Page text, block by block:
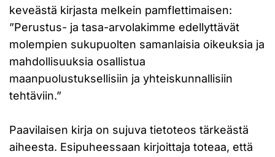
keveästä kirjasta melkein pamflettimaisen:
”Perustus- ja tasa-arvolakimme edellyttävät
molempien sukupuolten samanlaisia oikeuksia ja
mahdollisuuksia osallistua
maanpuolustuksellisiin ja yhteiskunnallisiin
tehtäviin.”
Paavilaisen kirja on sujuva tietoteos tärkeästä
aiheesta. Esipuheessaan kirjoittaja toteaa, että